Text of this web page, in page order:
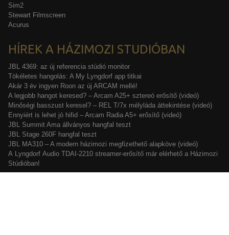
Sim2
Stewart Filmscreen
Acurus
HÍREK A HÁZIMOZI STUDIÓBAN
JBL 4369: az új referencia stúdió monitor
Tökéletes hangolás: A My Lyngdorf app titkai
Akár 3 év ingyen Roon az új ARCAM mellé!
A legjobb hangot keresed? – Arcam A25+ sztereó erősítő (videó)
Minőségi basszust keresel? – REL T/7x mélyláda áttekintése (videó)
Ennyiért is lehet jó hifid – Arcam Radia A5+ erősítő (videó)
JBL Summit Ama állványos hangfal teszt
JBL Stage 260F hangfal teszt
JBL MA310 – A modern házimozi megfizethető alapköve (videó)
A Lyngdorf Audio TDAI-2210 streamer-erősítő már elérhető a Házimozi
Stúdióban!